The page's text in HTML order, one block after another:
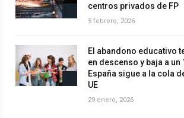
centros privados de FP
5 febrero, 2026
El abandono educativo
en descenso y baja a un
España sigue a la cola
UE
29 enero, 2026